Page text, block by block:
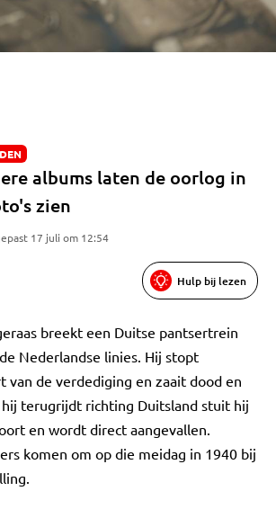
albums laten de oorlog in
zien
17 juli om 12:54
Hulp bij lezen
breekt een Duitse pantsertrein
Nederlandse linies. Hij stopt
van de verdediging en zaait dood en
hij terugrijdt richting Duitsland stuit hij
en wordt direct aangevallen.
komen om op die meidag in 1940 bij